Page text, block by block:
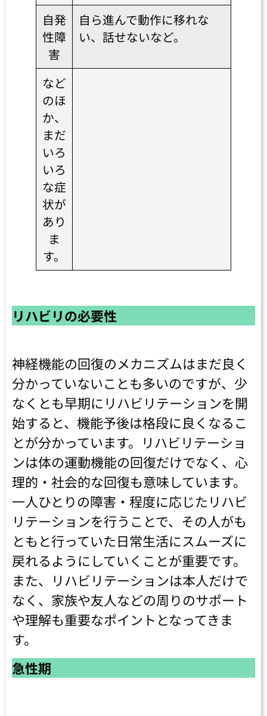
自発
性障
害
自ら進んで動作に移れな
い、話せないなど。
など
のほ
か、
まだ
いろ
いろ
な症
状が
あり
ま
す。
リハビリの必要性
神経機能の回復のメカニズムはまだ良く
分かっていないことも多いのですが、少
なくとも早期にリハビリテーションを開
始すると、機能予後は格段に良くなるこ
とが分かっています。リハビリテーショ
ンは体の運動機能の回復だけでなく、心
理的・社会的な回復も意味しています。
一人ひとりの障害・程度に応じたリハビ
リテーションを行うことで、その人がも
ともと行っていた日常生活にスムーズに
戻れるようにしていくことが重要です。
また、リハビリテーションは本人だけで
なく、家族や友人などの周りのサポート
や理解も重要なポイントとなってきま
す。
急性期